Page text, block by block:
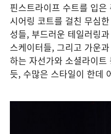
핀스트라이프 수트를 입
시어링 코트를 걸친 무심
성들, 부드러운 테일러링
스케이터들, 그리고 가운
하는 자선가와 소셜라이
듯, 수많은 스타일이 한데